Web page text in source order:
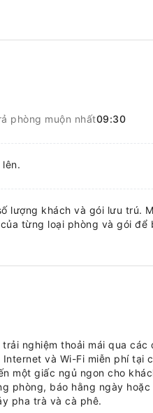
phòng muộn nhất09:30
lượng khách và gói lưu trú.
từng loại phòng và gói để
nghiệm thoải mái qua các
và Wi-Fi miễn phí tại
một giấc ngủ ngon cho
phòng, báo hằng ngày hoặc
pha trà và cà phê.